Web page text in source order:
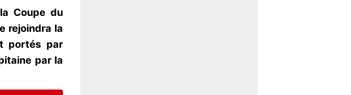
Coupe du
rejoindra la
portés par
par la